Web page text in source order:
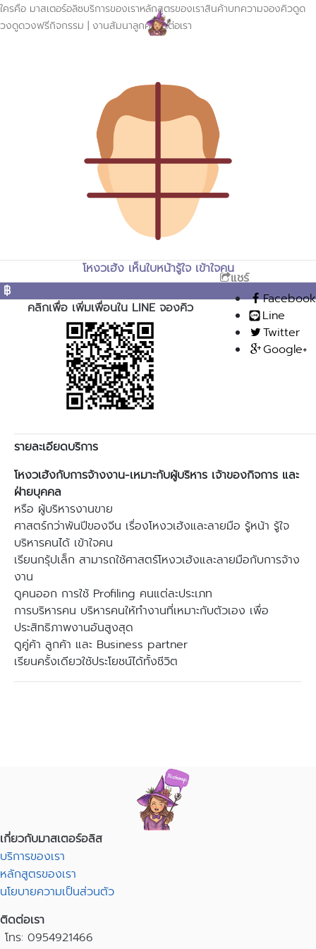
ใครคือ มาสเตอร์อลิซบริการของเราหลักสูตรของเราสินค้าบทความจองคิวดูด
วงดูดวงฟรีกิจกรรม | งานสัมนาลูกค้าติดต่อเรา
โหงวเฮ้ง เห็นใบหน้ารู้ใจ เข้าใจคน
แชร์
Facebook
Line
Twitter
Google+
฿
คลิกเพื่อ เพิ่มเพื่อนใน LINE จองคิว
รายละเอียดบริการ
โหงวเฮ้งกับการจ้างงาน-เหมาะกับผู้บริหาร เจ้าของกิจการ และ
ฝ่ายบุคคล
หรือ ผู้บริหารงานขาย
ศาสตร์กว่าพันปีของจีน เรื่องโหงวเฮ้งและลายมือ รู้หน้า รู้ใจ
บริหารคนได้ เข้าใจคน
เรียนกรุ้ปเล็ก สามารถใช้ศาสตร์โหงวเฮ้งและลายมือกับการจ้าง
งาน
ดูคนออก การใช้ Profiling คนแต่ละประเภท
การบริหารคน บริหารคนให้ทำงานที่เหมาะกับตัวเอง เพื่อ
ประสิทธิภาพงานอันสูงสุด
ดูคู่ค้า ลูกค้า และ Business partner
เรียนครั้งเดียวใช้ประโยชน์ได้ทั้งชีวิต
เกี่ยวกับมาสเตอร์อลิส
บริการของเรา
หลักสูตรของเรา
นโยบายความเป็นส่วนตัว
ติดต่อเรา
โทร: 0954921466